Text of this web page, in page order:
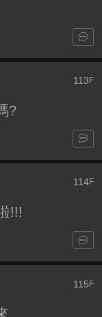
113 F
?
114F
!!!
115F